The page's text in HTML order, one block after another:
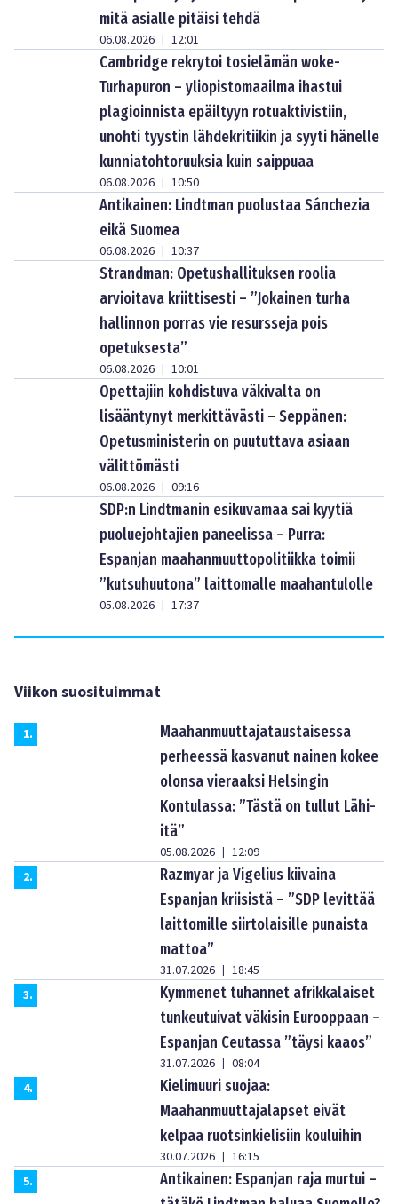
mitä asialle pitäisi tehdä
06.08.2026 | 12:01
Cambridge rekrytoi tosielämän woke-
Turhapuron – yliopistomaailma ihastui
plagioinnista epäiltyyn rotuaktivistiin,
unohti tyystin lähdekritiikin ja syyti hänelle
kunniatohtoruuksia kuin saippuaa
06.08.2026 | 10:50
Antikainen: Lindtman puolustaa Sánchezia
eikä Suomea
06.08.2026 | 10:37
Strandman: Opetushallituksen roolia
arvioitava kriittisesti – ”Jokainen turha
hallinnon porras vie resursseja pois
opetuksesta”
06.08.2026 | 10:01
Opettajiin kohdistuva väkivalta on
lisääntynyt merkittävästi – Seppänen:
Opetusministerin on puututtava asiaan
välittömästi
06.08.2026 | 09:16
SDP:n Lindtmanin esikuvamaa sai kyytiä
puoluejohtajien paneelissa – Purra:
Espanjan maahanmuuttopolitiikka toimii
”kutsuhuutona” laittomalle maahantulolle
05.08.2026 | 17:37
Viikon suosituimmat
1.
Maahanmuuttajataustaisessa
perheessä kasvanut nainen kokee
olonsa vieraaksi Helsingin
Kontulassa: ”Tästä on tullut Lähi-
itä”
05.08.2026 | 12:09
2.
Razmyar ja Vigelius kiivaina
Espanjan kriisistä – ”SDP levittää
laittomille siirtolaisille punaista
mattoa”
31.07.2026 | 18:45
3.
Kymmenet tuhannet afrikkalaiset
tunkeutuivat väkisin Eurooppaan –
Espanjan Ceutassa ”täysi kaaos”
31.07.2026 | 08:04
4.
Kielimuuri suojaa:
Maahanmuuttajalapset eivät
kelpaa ruotsinkielisiin kouluihin
30.07.2026 | 16:15
5.
Antikainen: Espanjan raja murtui –